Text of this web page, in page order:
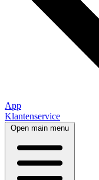
App
Klantenservice
Open main menu